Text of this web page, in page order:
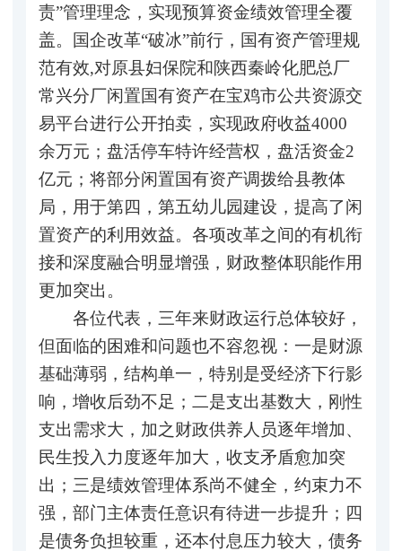
责”管理理念，实现预算资金绩效管理全覆
盖。国企改革“破冰”前行，国有资产管理规
范有效,对原县妇保院和陕西秦岭化肥总厂
常兴分厂闲置国有资产在宝鸡市公共资源交
易平台进行公开拍卖，实现政府收益4000
余万元；盘活停车特许经营权，盘活资金2
亿元；将部分闲置国有资产调拨给县教体
局，用于第四，第五幼儿园建设，提高了闲
置资产的利用效益。各项改革之间的有机衔
接和深度融合明显增强，财政整体职能作用
更加突出。
各位代表，三年来财政运行总体较好，
但面临的困难和问题也不容忽视：一是财源
基础薄弱，结构单一，特别是受经济下行影
响，增收后劲不足；二是支出基数大，刚性
支出需求大，加之财政供养人员逐年增加、
民生投入力度逐年加大，收支矛盾愈加突
出；三是绩效管理体系尚不健全，约束力不
强，部门主体责任意识有待进一步提升；四
是债务负担较重，还本付息压力较大，债务